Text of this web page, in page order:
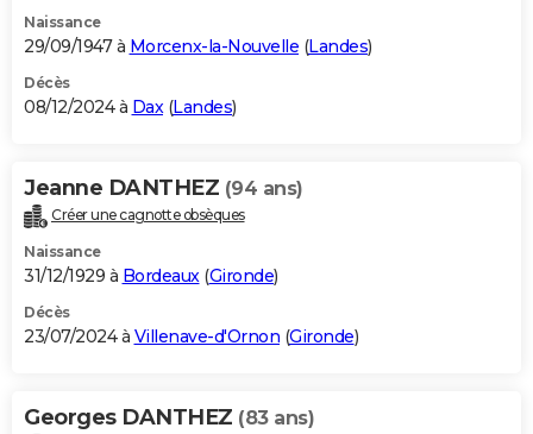
Naissance
29/09/1947 à Morcenx-la-Nouvelle (Landes)
Décès
08/12/2024 à Dax(Landes)
Jeanne DANTHEZ (94 ans)
Créer une cagnotte obsèques
Naissance
31/12/1929 à Bordeaux(Gironde)
Décès
23/07/2024 à Villenave-d'Ornon (Gironde)
Georges DANTHEZ (83 ans)